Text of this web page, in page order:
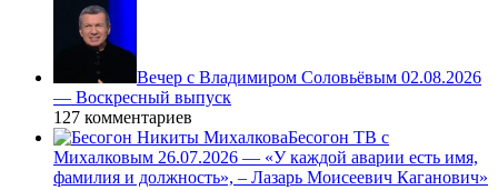
Вечер с Владимиром Соловьёвым 02.08.2026
— Воскресный выпуск
127 комментариев
Бесогон ТВ с
Михалковым 26.07.2026 — «У каждой аварии есть имя,
фамилия и должность», – Лазарь Моисеевич Каганович»